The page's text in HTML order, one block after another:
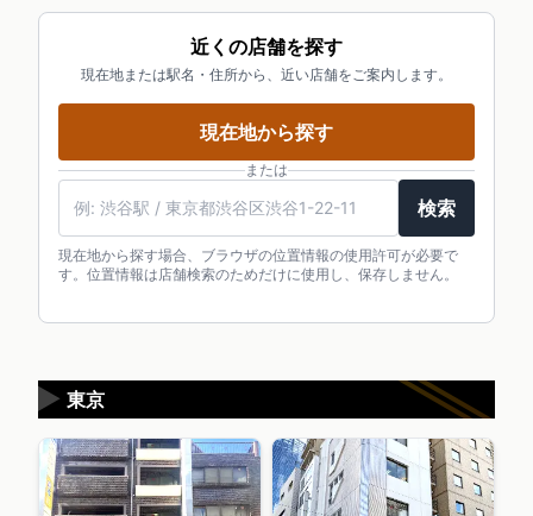
近くの店舗を探す
現在地または駅名・住所から、近い店舗をご案内します。
現在地から探す
または
検索
現在地から探す場合、ブラウザの位置情報の使用許可が必要で
す。位置情報は店舗検索のためだけに使用し、保存しません。
東京
▶